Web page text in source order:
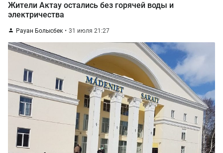
Жители Актау остались без горячей воды и
электричества
Рауан Болысбек 31 июля 21:27